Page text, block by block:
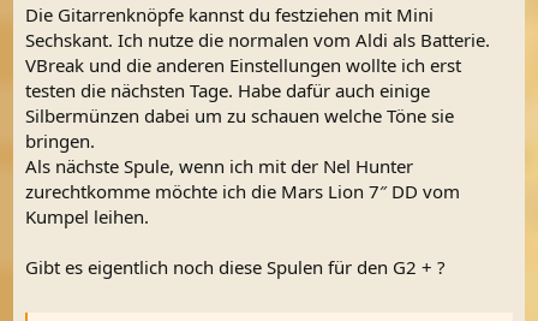
Die Gitarrenknöpfe kannst du festziehen mit Mini
Sechskant. Ich nutze die normalen vom Aldi als Batterie.
VBreak und die anderen Einstellungen wollte ich erst
testen die nächsten Tage. Habe dafür auch einige
Silbermünzen dabei um zu schauen welche Töne sie
bringen.
Als nächste Spule, wenn ich mit der Nel Hunter
zurechtkomme möchte ich die Mars Lion 7″ DD vom
Kumpel leihen.
Gibt es eigentlich noch diese Spulen für den G2 + ?